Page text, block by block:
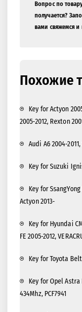
Вопрос по
получается?
вами свяжемся
Похожие
Key for Actyon
2005-2012, Rexton
Audi A6 2004-
Key for Suzuki
Key for
Actyon 2013-
Key for Hyundai
FE 2005-2012,
Key for Toyota
Key for Opel Astra
434Mhz, PCF7941